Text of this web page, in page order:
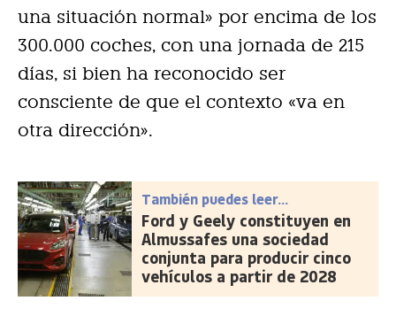
una situación normal» por encima de los
300.000 coches, con una jornada de 215
días, si bien ha reconocido ser
consciente de que el contexto «va en
otra dirección».
También puedes leer...
Ford y Geely constituyen en
Almussafes una sociedad
conjunta para producir cinco
vehículos a partir de 2028